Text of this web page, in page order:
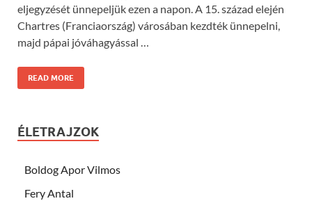
eljegyzését ünnepeljük ezen a napon. A 15. század elején
Chartres (Franciaország) városában kezdték ünnepelni,
majd pápai jóváhagyással …
READ MORE
ÉLETRAJZOK
Boldog Apor Vilmos
Fery Antal